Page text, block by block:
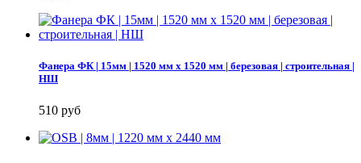
Фанера ФК | 15мм | 1520 мм х 1520 мм | березовая | строительная |
НШ
510 руб